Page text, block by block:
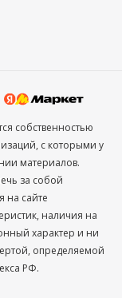
собственностью
с которыми у
материалов.
за собой
на сайте
наличия на
характер и ни
определяемой
РФ.